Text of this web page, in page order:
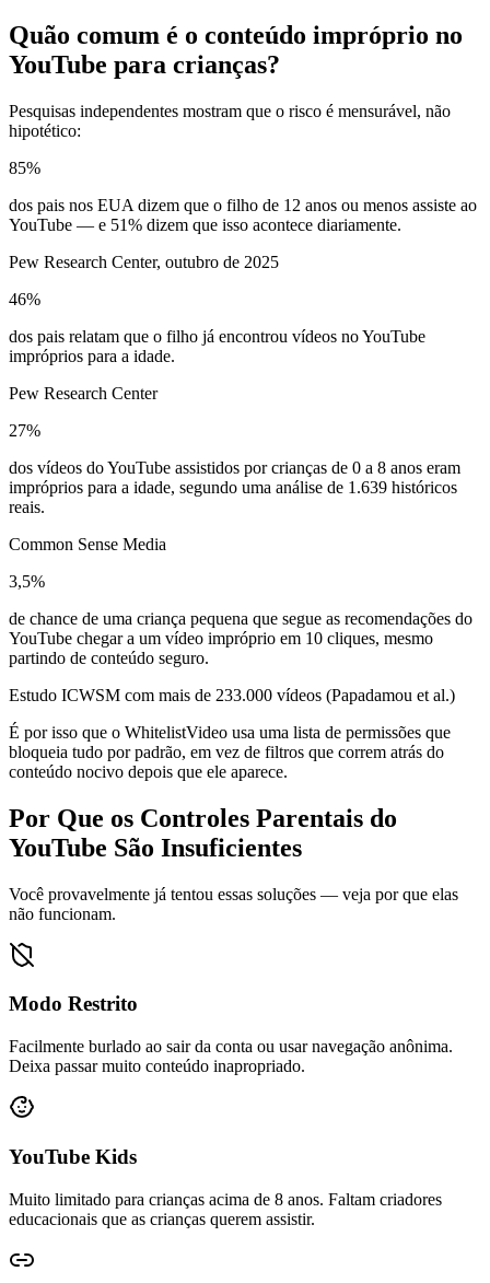
Quão comum é o conteúdo impróprio no
YouTube para crianças?
Pesquisas independentes mostram que o risco é mensurável, não
hipotético:
85%
dos pais nos EUA dizem que o filho de 12 anos ou menos assiste ao
YouTube — e 51% dizem que isso acontece diariamente.
Pew Research Center, outubro de 2025
46%
dos pais relatam que o filho já encontrou vídeos no YouTube
impróprios para a idade.
Pew Research Center
27%
dos vídeos do YouTube assistidos por crianças de 0 a 8 anos eram
impróprios para a idade, segundo uma análise de 1.639 históricos
reais.
Common Sense Media
3,5%
de chance de uma criança pequena que segue as recomendações do
YouTube chegar a um vídeo impróprio em 10 cliques, mesmo
partindo de conteúdo seguro.
Estudo ICWSM com mais de 233.000 vídeos (Papadamou et al.)
É por isso que o WhitelistVideo usa uma lista de permissões que
bloqueia tudo por padrão, em vez de filtros que correm atrás do
conteúdo nocivo depois que ele aparece.
Por Que os Controles Parentais do
YouTube São Insuficientes
Você provavelmente já tentou essas soluções — veja por que elas
não funcionam.
Modo Restrito
Facilmente burlado ao sair da conta ou usar navegação anônima.
Deixa passar muito conteúdo inapropriado.
YouTube Kids
Muito limitado para crianças acima de 8 anos. Faltam criadores
educacionais que as crianças querem assistir.